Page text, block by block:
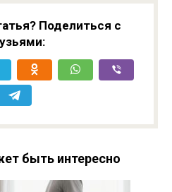
Поделиться с
быть интересно